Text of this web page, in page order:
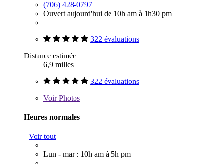
(706) 428-0797
Ouvert aujourd'hui de 10h am à 1h30 pm
322 évaluations
Distance estimée
6,9 milles
322 évaluations
VoirPhotos
Heures normales
Voir tout
Lun - mar : 10h am à 5h pm